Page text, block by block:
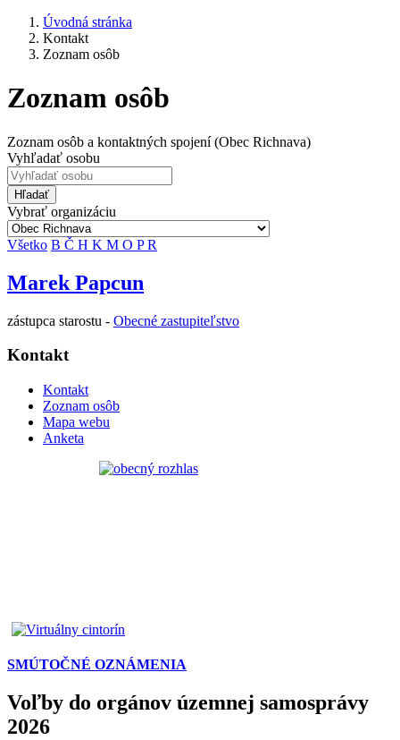
Úvodná stránka
Kontakt
Zoznam osôb
Zoznam osôb
Zoznam osôb a kontaktných spojení (Obec Richnava)
Vyhľadať osobu
Hľadať
Vybrať organizáciu
Všetko B Č H K M O PR
Marek Papcun
zástupca starostu - Obecné zastupiteľstvo
Kontakt
Kontakt
Zoznam osôb
Mapa webu
Anketa
SMÚTOČNÉ OZNÁMENIA
Voľby do orgánov územnej samosprávy
2026